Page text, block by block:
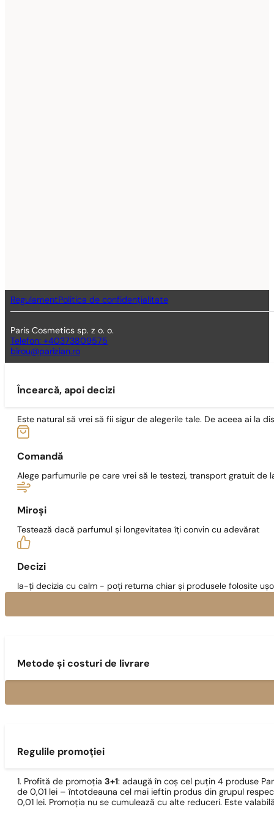
Regulament Politica de confidențialitate
Paris Cosmetics sp. z o. o.
Telefon: +40373809575
birou@parizian.ro
Încearcă, apoi decizi
Este natural să vrei să fii sigur de alegerile tale. De aceea ai la
Comandă
Alege parfumurile pe care vrei să le testezi, transport gratuit de
Miroși
Testează dacă parfumul și longevitatea îți convin cu adevărat
Decizi
Ia-ți decizia cu calm - poți returna chiar și produsele folosite
Metode și costuri de livrare
Regulile promoției
1. Profită de promoția 3+1: adaugă în coș cel puțin 4 produse
de 0,01 lei – întotdeauna cel mai ieftin produs din grupul
0,01 lei. Promoția nu se cumulează cu alte reduceri. Este